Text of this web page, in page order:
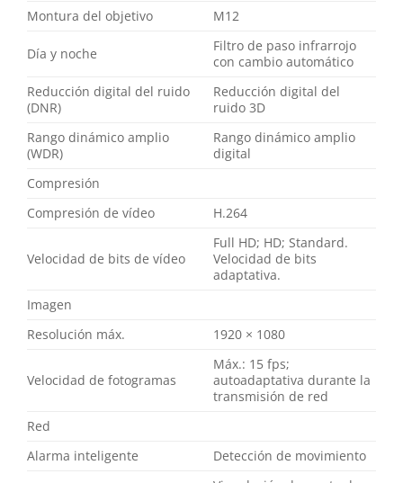
Montura del objetivo
M12
Día y noche
Filtro de paso infrarrojo
con cambio automático
Reducción digital del ruido
(DNR)
Reducción digital del
ruido 3D
Rango dinámico amplio
(WDR)
Rango dinámico amplio
digital
Compresión
Compresión de vídeo
H.264
Velocidad de bits de vídeo
Full HD; HD; Standard.
Velocidad de bits
adaptativa.
Imagen
Resolución máx.
1920 × 1080
Velocidad de fotogramas
Máx.: 15 fps;
autoadaptativa durante la
transmisión de red
Red
Alarma inteligente
Detección de movimiento